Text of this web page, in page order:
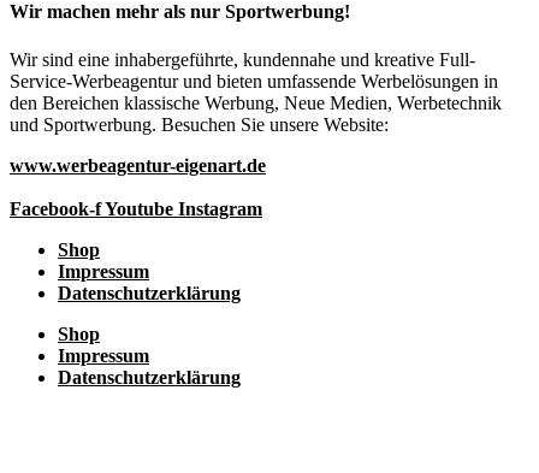
Wir machen mehr als nur Sportwerbung!
Wir sind eine inhabergeführte, kundennahe und kreative Full-
Service-Werbeagentur und bieten umfassende Werbelösungen in
den Bereichen klassische Werbung, Neue Medien, Werbetechnik
und Sportwerbung. Besuchen Sie unsere Website:
www.werbeagentur-eigenart.de
Facebook-fYoutube Instagram
Shop
Impressum
Datenschutzerklärung
Shop
Impressum
Datenschutzerklärung